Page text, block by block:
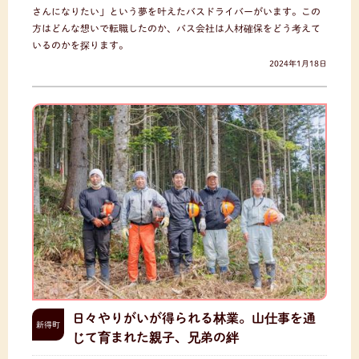
さんになりたい」という夢を叶えたバスドライバーがいます。この
方はどんな想いで転職したのか、バス会社は人材確保をどう考えて
いるのかを探ります。
2024年1月18日
新得町
日々やりがいが得られる林業。山仕事を通
じて育まれた親子、兄弟の絆